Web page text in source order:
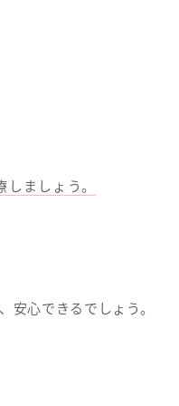
ましょう。
心できるでしょう。